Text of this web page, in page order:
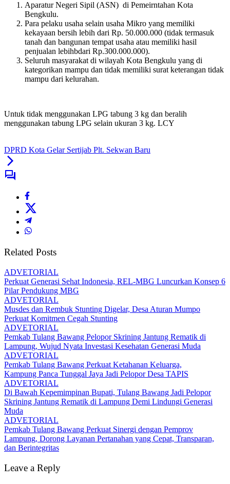
Aparatur Negeri Sipil (ASN) di Pemeirntahan Kota
Bengkulu.
Para pelaku usaha selain usaha Mikro yang memiliki
kekayaan bersih lebih dari Rp. 50.000.000 (tidak termasuk
tanah dan bangunan tempat usaha atau memiliki hasil
penjualan lebihbdari Rp.300.000.000).
Seluruh masyarakat di wilayah Kota Bengkulu yang di
kategorikan mampu dan tidak memiliki surat keterangan tidak
mampu dari kelurahan.
Untuk tidak menggunakan LPG tabung 3 kg dan beralih
menggunakan tabung LPG selain ukuran 3 kg. LCY
DPRD Kota Gelar Sertijab Plt. Sekwan Baru
Related Posts
ADVETORIAL
Perkuat Generasi Sehat Indonesia, REL-MBG Luncurkan Konsep 6
Pilar Pendukung MBG
ADVETORIAL
Musdes dan Rembuk Stunting Digelar, Desa Aturan Mumpo
Perkuat Komitmen Cegah Stunting
ADVETORIAL
Pemkab Tulang Bawang Pelopor Skrining Jantung Rematik di
Lampung, Wujud Nyata Investasi Kesehatan Generasi Muda
ADVETORIAL
Pemkab Tulang Bawang Perkuat Ketahanan Keluarga,
Kampung Panca Tunggal Jaya Jadi Pelopor Desa TAPIS
ADVETORIAL
Di Bawah Kepemimpinan Bupati, Tulang Bawang Jadi Pelopor
Skrining Jantung Rematik di Lampung Demi Lindungi Generasi
Muda
ADVETORIAL
Pemkab Tulang Bawang Perkuat Sinergi dengan Pemprov
Lampung, Dorong Layanan Pertanahan yang Cepat, Transparan,
dan Berintegritas
Leave a Reply